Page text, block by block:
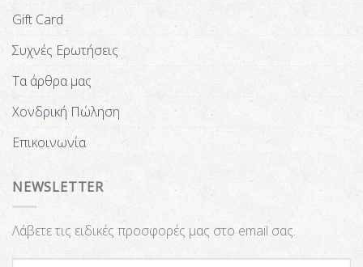
Gift Card
Συχνές Ερωτήσεις
Τα άρθρα μας
Χονδρική Πώληση
Επικοινωνία
NEWSLETTER
Λάβετε τις ειδικές προσφορές μας στο email σας.